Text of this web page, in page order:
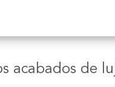
acabados de